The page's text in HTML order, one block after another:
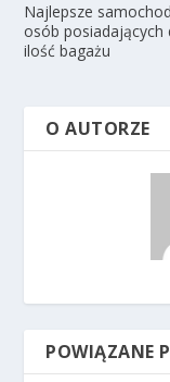
Najlepsze
osób posiadających
ilość bagażu
O AUTORZE
POWIĄZANE